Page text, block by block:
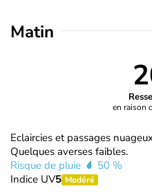
Matin
en raison
Eclaircies et passages
Quelques averses faibles.
Risque de pluie
50 %
Indice UV5 Modéré